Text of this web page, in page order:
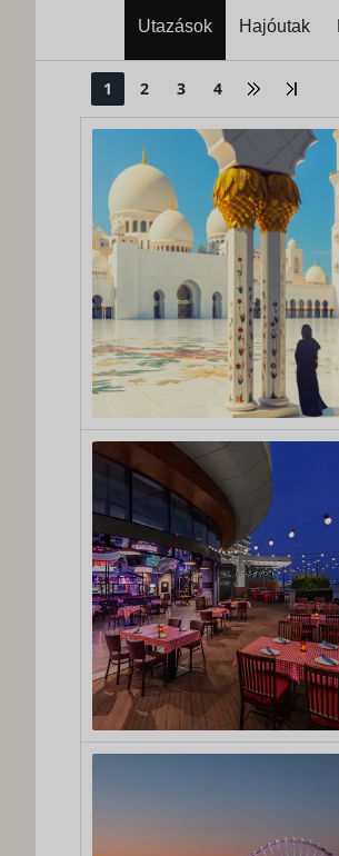
Utazások Hajóutak
1 2 3 4